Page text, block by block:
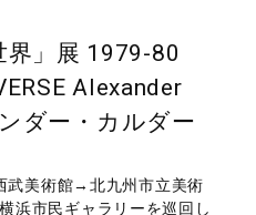
界」展 1979-80
Alexander
ダー・カルダー
武美術館→北九州市立美術
市民ギャラリーを巡回し